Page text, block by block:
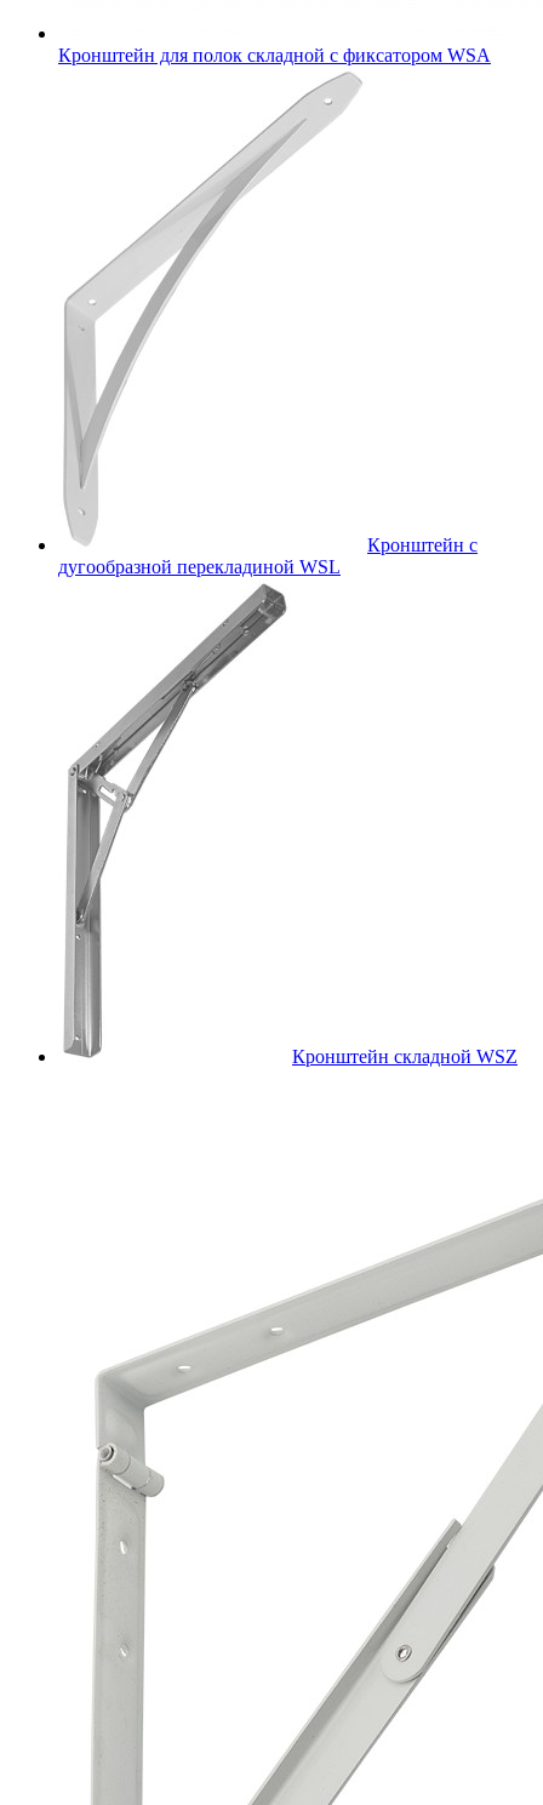
Кронштейн для полок складной с фиксатором WSА
Кронштейн с
дугообразной перекладиной WSL
Кронштейн складной WSZ